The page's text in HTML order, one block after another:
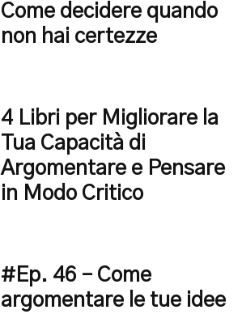
Come decidere quando
non hai certezze
4 Libri per Migliorare la
Tua Capacità di
Argomentare e Pensare
in Modo Critico
#Ep. 46 – Come
argomentare le tue idee